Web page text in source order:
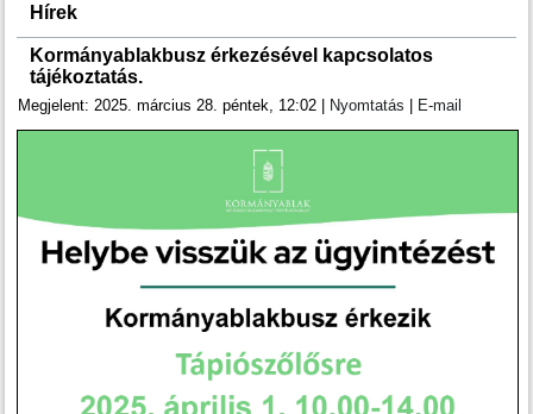
Hírek
Kormányablakbusz érkezésével kapcsolatos
tájékoztatás.
Megjelent: 2025. március 28. péntek, 12:02 Nyomtatás E-mail